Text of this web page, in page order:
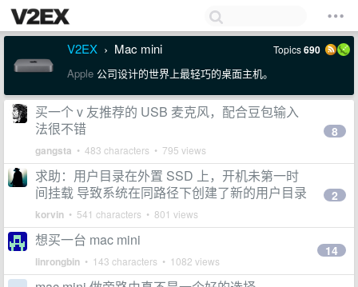
V2EX › Mac mini Topics690
Apple 公司设计的世界上最轻巧的桌面主机。
买一个 v 友推荐的 USB 麦克风，配合豆包输入
法很不错
gangsta • 483 characters • 795 views
8
求助：用户目录在外置 SSD 上，开机未第一时
间挂载 导致系统在同路径下创建了新的用户目录
korvin • 541 characters • 801 views
2
想买一台 mac mini
linrongbin • 143 characters • 1082 views
14